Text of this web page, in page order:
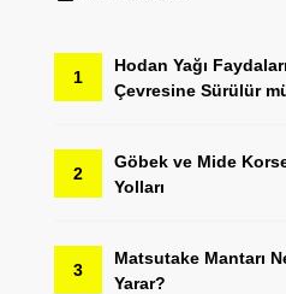
1
Hodan Yağı
Çevresine Sürülür
2
Göbek ve Mide
Yolları
3
Matsutake Mantarı
Yarar?